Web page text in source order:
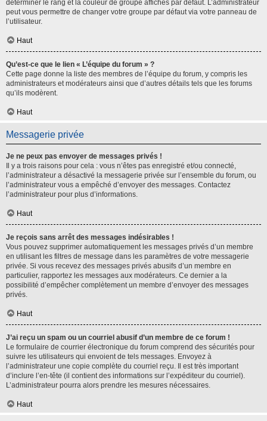
déterminer le rang et la couleur de groupe affichés par défaut. L’administrateur
peut vous permettre de changer votre groupe par défaut via votre panneau de
l’utilisateur.
Haut
Qu’est-ce que le lien « L’équipe du forum » ?
Cette page donne la liste des membres de l’équipe du forum, y compris les
administrateurs et modérateurs ainsi que d’autres détails tels que les forums
qu’ils modèrent.
Haut
Messagerie privée
Je ne peux pas envoyer de messages privés !
Il y a trois raisons pour cela : vous n’êtes pas enregistré et/ou connecté,
l’administrateur a désactivé la messagerie privée sur l’ensemble du forum, ou
l’administrateur vous a empêché d’envoyer des messages. Contactez
l’administrateur pour plus d’informations.
Haut
Je reçois sans arrêt des messages indésirables !
Vous pouvez supprimer automatiquement les messages privés d’un membre
en utilisant les filtres de message dans les paramètres de votre messagerie
privée. Si vous recevez des messages privés abusifs d’un membre en
particulier, rapportez les messages aux modérateurs. Ce dernier a la
possibilité d’empêcher complètement un membre d’envoyer des messages
privés.
Haut
J’ai reçu un spam ou un courriel abusif d’un membre de ce forum !
Le formulaire de courrier électronique du forum comprend des sécurités pour
suivre les utilisateurs qui envoient de tels messages. Envoyez à
l’administrateur une copie complète du courriel reçu. Il est très important
d’inclure l’en-tête (il contient des informations sur l’expéditeur du courriel).
L’administrateur pourra alors prendre les mesures nécessaires.
Haut